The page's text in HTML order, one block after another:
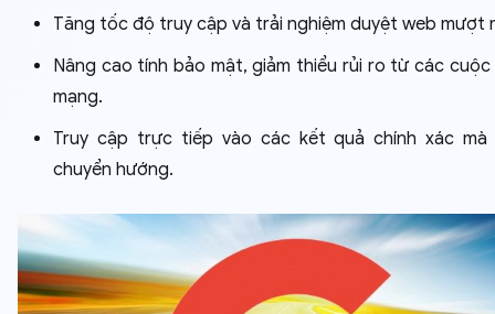
Tăng tốc độ truy cập và trải nghiệm duyệt web mượt
Nâng cao tính bảo mật, giảm thiểu rủi ro từ các
mạng.
Truy cập trực tiếp vào các kết quả chính xác mà
chuyển hướng.